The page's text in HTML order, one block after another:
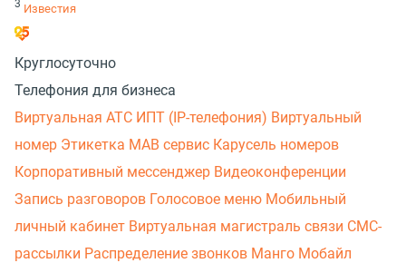
3 Известия
Круглосуточно
Телефония для бизнеса
Виртуальная АТС ИПТ (IP-телефония) Виртуальный
номер Этикетка МАВ сервис Карусель номеров
Корпоративный мессенджер Видеоконференции
Запись разговоров Голосовое меню Мобильный
личный кабинет Виртуальная магистраль связи СМС-
рассылки Распределение звонков Манго Мобайл